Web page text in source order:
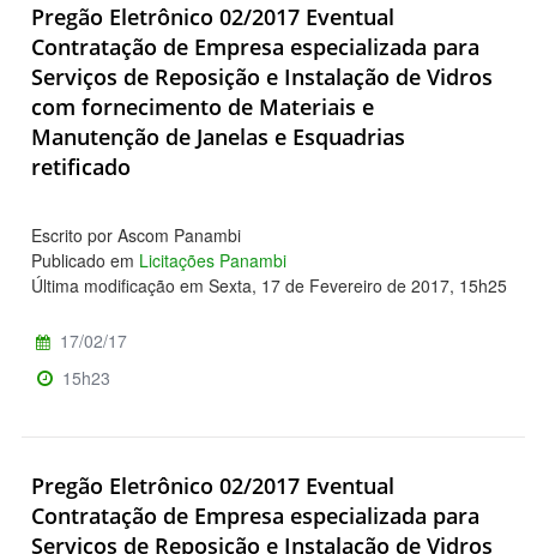
Pregão Eletrônico 02/2017 Eventual
Contratação de Empresa especializada para
Serviços de Reposição e Instalação de Vidros
com fornecimento de Materiais e
Manutenção de Janelas e Esquadrias
retificado
Escrito por Ascom Panambi
Publicado em Licitações Panambi
Última modificação em Sexta, 17 de Fevereiro de 2017, 15h25
17/02/17
15h23
Pregão Eletrônico 02/2017 Eventual
Contratação de Empresa especializada para
Serviços de Reposição e Instalação de Vidros